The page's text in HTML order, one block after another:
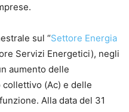
sul “Settore Energia
Servizi Energetici), negli
aumento delle
(Ac) e delle
Alla data del 31